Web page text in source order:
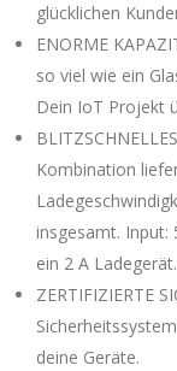
glücklichen
ENORME
so viel wie ein
Dein IoT Projekt
Kombination
insgesamt. Input:
ein 2 A Ladegerät.
ZERTIFIZIERTE
deine Geräte.